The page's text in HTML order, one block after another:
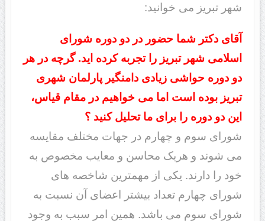
شهر تبریز می خوانید:
آقای دکتر شما حضور در دو دوره شورای
اسلامی شهر تبریز را تجربه کرده اید. گرچه در هر
دو دوره حواشی زیادی دامنگیر پارلمان شهری
تبریز بوده است اما می خواهیم در مقام قیاس،
این دو دوره را برای ما تحلیل کنید ؟
شورای سوم و چهارم در جهات مختلف مقایسه
می شوند و هریک محاسن و معایب مخصوص به
خود را دارند. یکی از مهمترین شاخصه های
شورای چهارم تعداد بیشتر اعضای آن نسبت به
شورای سوم می باشد. همین امر سبب به وجود